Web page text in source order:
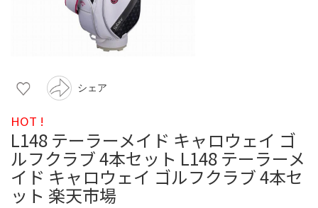
シェア
HOT !
L148 テーラーメイド キャロウェイ ゴ
ルフクラブ 4本セット L148 テーラーメ
イド キャロウェイ ゴルフクラブ 4本セ
ット 楽天市場